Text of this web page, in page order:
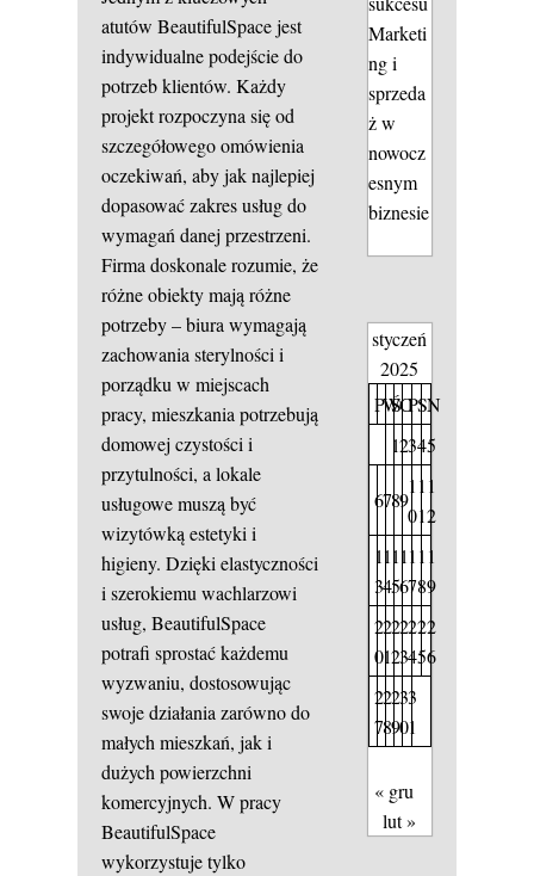
atutów BeautifulSpace jest
indywidualne podejście do
potrzeb klientów. Każdy
projekt rozpoczyna się od
szczegółowego omówienia
oczekiwań, aby jak najlepiej
dopasować zakres usług do
wymagań danej przestrzeni.
Firma doskonale rozumie, że
różne obiekty mają różne
potrzeby – biura wymagają
zachowania sterylności i
porządku w miejscach
pracy, mieszkania potrzebują
domowej czystości i
przytulności, a lokale
usługowe muszą być
wizytówką estetyki i
higieny. Dzięki elastyczności
i szerokiemu wachlarzowi
usług, BeautifulSpace
potrafi sprostać każdemu
wyzwaniu, dostosowując
swoje działania zarówno do
małych mieszkań, jak i
dużych powierzchni
komercyjnych. W pracy
BeautifulSpace
wykorzystuje tylko
Marketi
ng i
sprzeda
ż w
nowocz
esnym
biznesie
styczeń
2025
PW
ŚCPSN
12345
6789
1
0
1
1
1
2
1
3
1
4
1
5
1
6
1
7
1
8
1
9
2
0
2
1
2
2
2
3
2
4
2
5
2
6
2
7
2
8
2
9
3
0
3
1
« gru
lut »